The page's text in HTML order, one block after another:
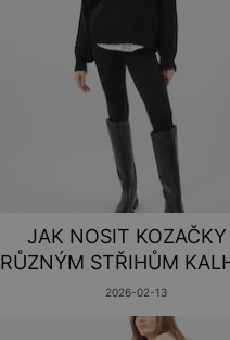
JAK NOSIT KOZAČKY
RŮZNÝM STŘIHŮM
2026-02-13